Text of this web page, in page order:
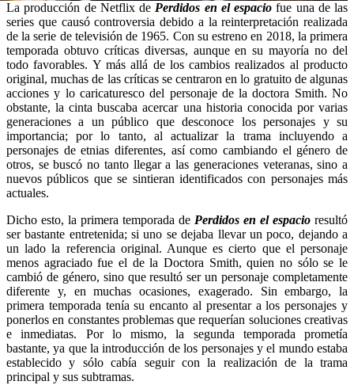
La producción de Netflix de Perdidos en el espacio fue una de las
series que causó controversia debido a la reinterpretación realizada
de la serie de televisión de 1965. Con su estreno en 2018, la primera
temporada obtuvo críticas diversas, aunque en su mayoría no del
todo favorables. Y más allá de los cambios realizados al producto
original, muchas de las críticas se centraron en lo gratuito de algunas
acciones y lo caricaturesco del personaje de la doctora Smith. No
obstante, la cinta buscaba acercar una historia conocida por varias
generaciones a un público que desconoce los personajes y su
importancia; por lo tanto, al actualizar la trama incluyendo a
personajes de etnias diferentes, así como cambiando el género de
otros, se buscó no tanto llegar a las generaciones veteranas, sino a
nuevos públicos que se sintieran identificados con personajes más
actuales.
Dicho esto, la primera temporada de Perdidos en el espacio resultó
ser bastante entretenida; si uno se dejaba llevar un poco, dejando a
un lado la referencia original. Aunque es cierto que el personaje
menos agraciado fue el de la Doctora Smith, quien no sólo se le
cambió de género, sino que resultó ser un personaje completamente
diferente y, en muchas ocasiones, exagerado. Sin embargo, la
primera temporada tenía su encanto al presentar a los personajes y
ponerlos en constantes problemas que requerían soluciones creativas
e inmediatas. Por lo mismo, la segunda temporada prometía
bastante, ya que la introducción de los personajes y el mundo estaba
establecido y sólo cabía seguir con la realización de la trama
principal y sus subtramas.